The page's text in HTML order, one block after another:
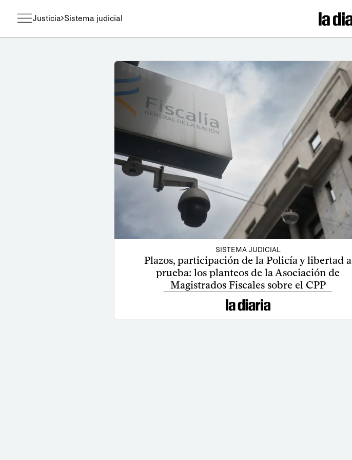
Justicia Sistema judicial
SISTEMA JUDICIAL
Plazos, participación de la Policía y libertad a
prueba: los planteos de la Asociación de
Magistrados Fiscales sobre el CPP